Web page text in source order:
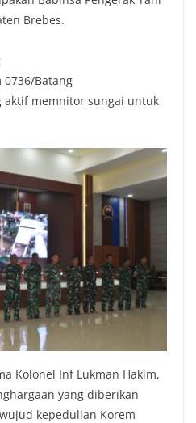
Brebes.
0736/Batang
aktif memnitor sungai untuk
Kolonel Inf Lukman Hakim,
yang diberikan
kepedulian Korem